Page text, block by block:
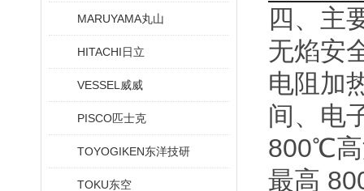
MARUYAMA丸山
HITACHI日立
VESSEL威威
PISCO匹士克
TOYOGIKEN东洋技研
TOKU东空
四、主
无焰安
电阻加
间、电
800℃高
最高